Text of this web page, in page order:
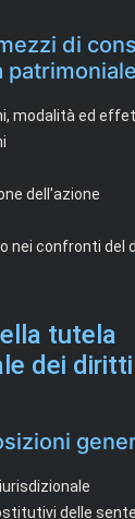
di
patrimoniale
modalità ed
dell'azione
nei confronti del
tutela
dei
delle